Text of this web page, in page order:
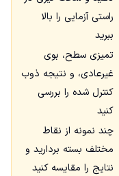
راستی آزمایی را بالا
ببرید
تمیزی سطح، بوی
غیرعادی، و نتیجه ذوب
کنترل شده را بررسی
کنید
چند نمونه از نقاط
مختلف بسته بردارید و
نتایج را مقایسه کنید